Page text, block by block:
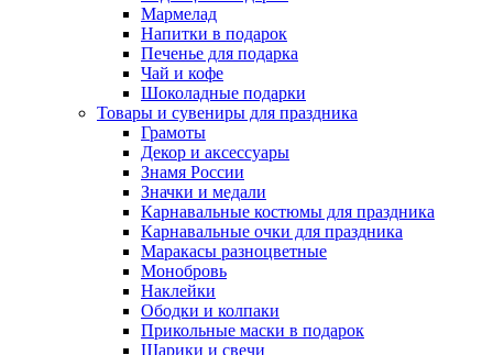
Мармелад
Напитки в подарок
Печенье для подарка
Чай и кофе
Шоколадные подарки
Товары и сувениры для праздника
Грамоты
Декор и аксессуары
Знамя России
Значки и медали
Карнавальные костюмы для праздника
Карнавальные очки для праздника
Маракасы разноцветные
Монобровь
Наклейки
Ободки и колпаки
Прикольные маски в подарок
Шарики и свечи